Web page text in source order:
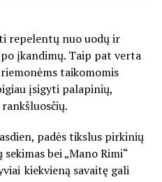
repelentų nuo uodų ir
įkandimų. Taip pat verta
taikomomis
įsigyti palapinių,
padės tikslus pirkinių
bei „Mano Rimi“
kiekvieną savaitę gali